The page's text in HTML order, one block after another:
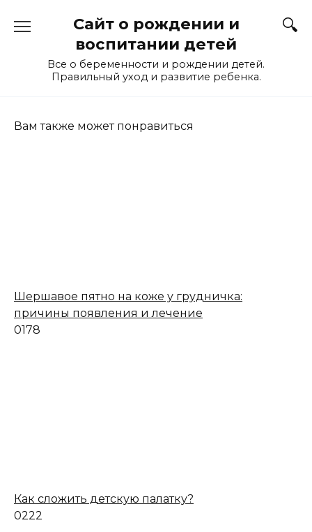
Сайт о рождении и
воспитании детей
Все о беременности и рождении детей.
Правильный уход и развитие ребенка.
Вам также может понравиться
Шершавое пятно на коже у грудничка:
причины появления и лечение
0178
Как сложить детскую палатку?
0222